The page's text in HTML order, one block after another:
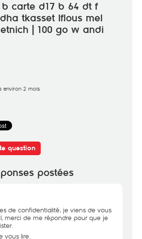
carte d17 b 64 dt f
tkasset Iflous mel
| 100 go w andi
environ 2 mois
question
postées
de confidentialité, je viens de vous
merci de me répondre pour que je
vous lire.